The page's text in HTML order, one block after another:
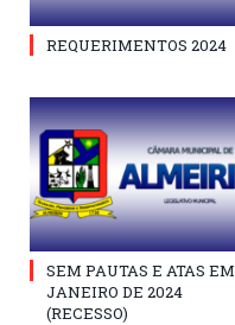
REQUERIMENTOS 2024
SEM PAUTAS E ATAS EM
JANEIRO DE 2024
(RECESSO)